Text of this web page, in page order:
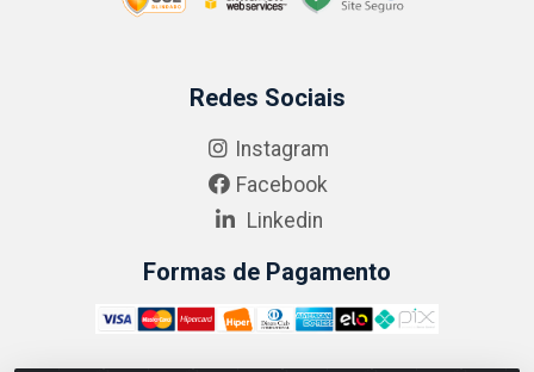
Redes Sociais
Instagram
Facebook
Linkedin
Formas de Pagamento